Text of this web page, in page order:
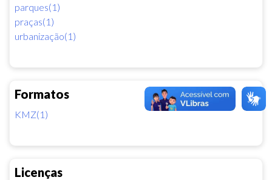
parques(1)
praças(1)
urbanização(1)
Formatos
KMZ(1)
Licenças